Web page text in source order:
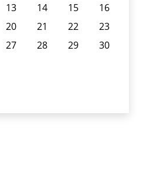
13 14 15
16
20 21 22
23
27 28 29
30